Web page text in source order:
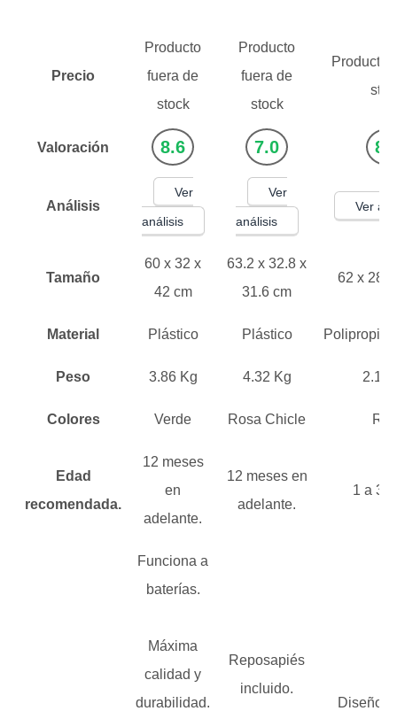
Precio
Producto
fuera de
stock
Producto
fuera de
stock
Producto
Valoración 8.6 7.0
Análisis
Ver
análisis
Ver
análisis
Ver
Tamaño
60 x 32 x
42 cm
‎63.2 x 32.8 x
31.6 cm
62 x 28
Material Plástico Plástico
Peso 3.86 Kg 4.32 Kg 2.10
Colores Verde Rosa Chicle
Edad
recomendada.
12 meses
en
adelante.
12 meses en
adelante.
1 a 3
Funciona a
baterías.
Máxima
calidad y
durabilidad.
Reposapiés
incluido.
Diseño